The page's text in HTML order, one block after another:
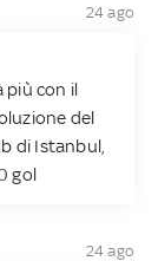
24 ago
più con il
del
di Istanbul,
gol
24 ago